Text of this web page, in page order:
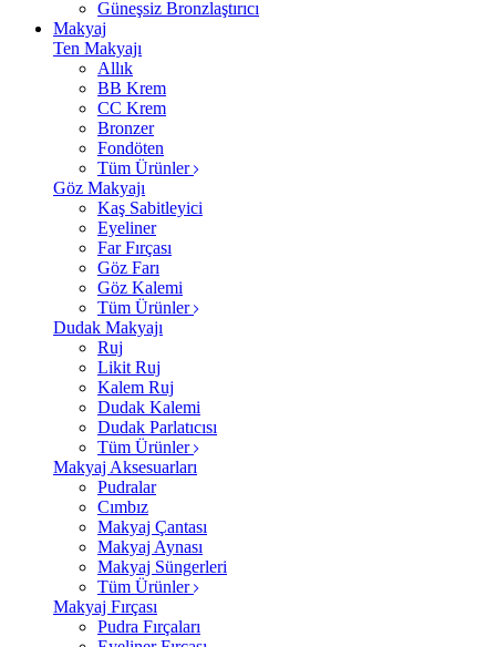
Güneşsiz Bronzlaştırıcı
Makyaj
Ten Makyajı
Allık
BB Krem
CC Krem
Bronzer
Fondöten
Tüm Ürünler
Göz Makyajı
Kaş Sabitleyici
Eyeliner
Far Fırçası
Göz Farı
Göz Kalemi
Tüm Ürünler
Dudak Makyajı
Ruj
Likit Ruj
Kalem Ruj
Dudak Kalemi
Dudak Parlatıcısı
Tüm Ürünler
Makyaj Aksesuarları
Pudralar
Cımbız
Makyaj Çantası
Makyaj Aynası
Makyaj Süngerleri
Tüm Ürünler
Makyaj Fırçası
Pudra Fırçaları